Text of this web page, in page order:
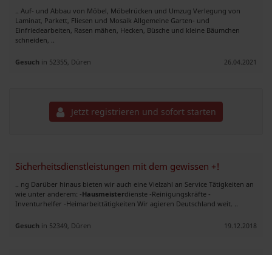
.. Auf- und Abbau von Möbel, Möbelrücken und Umzug Verlegung von
Laminat, Parkett, Fliesen und Mosaik Allgemeine Garten- und
Einfriedearbeiten, Rasen mähen, Hecken, Büsche und kleine Bäumchen
schneiden, ..
Gesuch in 52355, Düren 26.04.2021
Jetzt registrieren und sofort starten
Sicherheitsdienstleistungen mit dem gewissen +!
.. ng Darüber hinaus bieten wir auch eine Vielzahl an Service Tätigkeiten an
wie unter anderem: -Hausmeisterdienste -Reinigungskräfte -
Inventurhelfer -Heimarbeittätigkeiten Wir agieren Deutschland weit. ..
Gesuch in 52349, Düren 19.12.2018